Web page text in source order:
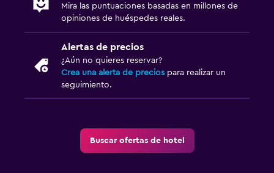
Mira las puntuaciones basadas en millones de
opiniones de huéspedes reales.
Alertas de precios
¿Aún no quieres reservar?
Crea una alerta de precios para realizar un
seguimiento.
Buscar ofertas de hotel